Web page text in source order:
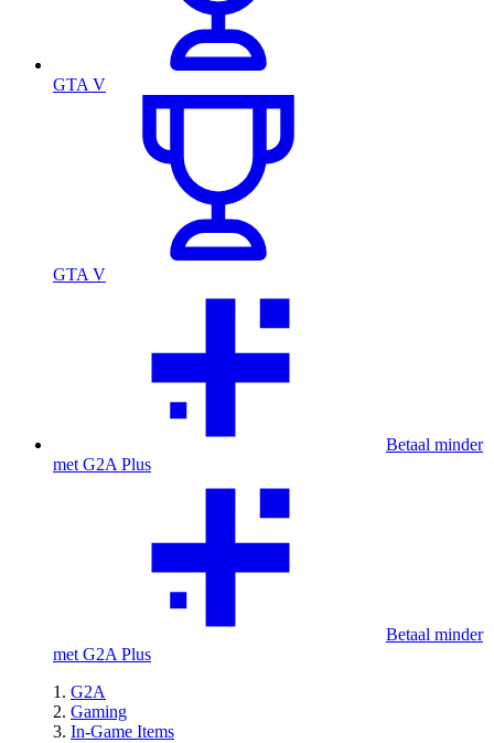
GTA V
GTA V
Betaal minder
met G2A Plus
Betaal minder
met G2A Plus
G2A
Gaming
In-Game Items